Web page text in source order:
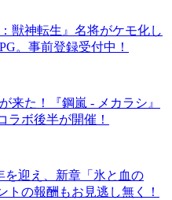
獣神転生』名将がケモ化し
。事前登録受付中！
来た！『鋼嵐 - メカラシ』
ラボ後半が開催！
を迎え、新章「氷と血の
トの報酬もお見逃し無く！